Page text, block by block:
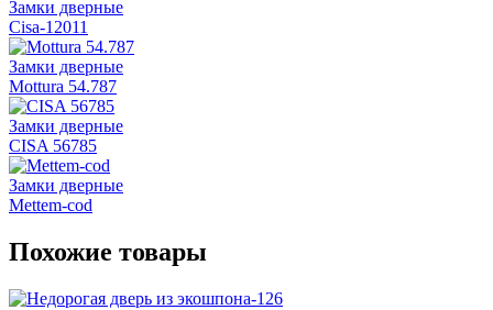
Замки дверные
Cisa-12011
Замки дверные
Mottura 54.787
Замки дверные
CISA 56785
Замки дверные
Mettem-cod
Похожие товары